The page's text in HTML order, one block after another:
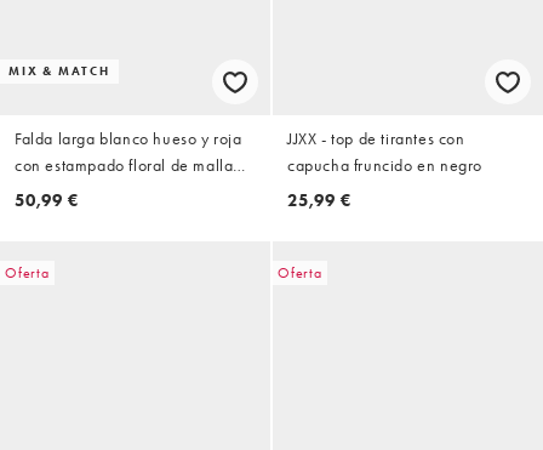
MIX & MATCH
Falda larga blanco hueso y roja
con estampado floral de malla
de JJXX (parte de un conjunto)
50,99 €
JJXX - top de tirantes con
capucha fruncido en negro
25,99 €
Oferta Oferta